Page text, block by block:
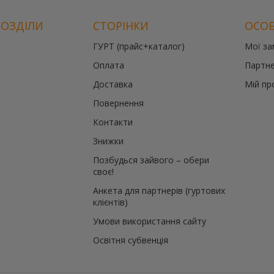
СТОРІНКИ
ГУРТ (прайс+каталог)
Оплата
Доставка
Повернення
Контакти
Знижки
Позбудься зайвого – обери
своє!
Анкета для партнерів (гуртових
клієнтів)
Умови використання сайту
Освітня субвенція
Мої
Мій